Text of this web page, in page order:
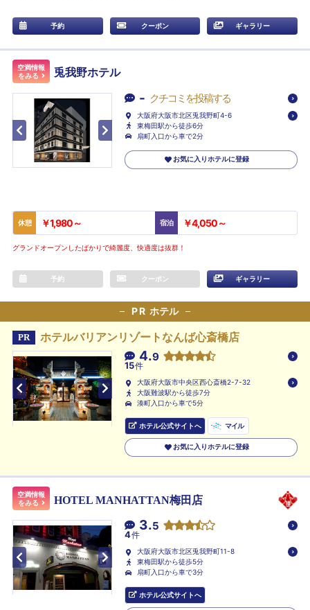
予約 クーポン ギャラリー
空満情報
をみる
兎我野ホテル
- クチコミを投稿する
大阪府大阪市北区兎我野町4-6
東梅田駅から徒歩6分
扇町入口から車で2分
お気に入りホテルに登録
休憩 ￥1,980～ 宿泊 ￥4,050～
グランドオープンしたばかりで綺麗度、快適度は抜群！
予約 クーポン ギャラリー
PR ホテル
PR ホテルバリアンリゾートなんば心斎橋店
4.9
15件
大阪府大阪市中央区西心斎橋2-7-32
大阪難波駅から徒歩7分
湊町入口から車で5分
ホテル公式サイトへ マイル
お気に入りホテルに登録
空満情報
をみる
HOTEL MANHATTAN梅田店
3.5
4件
大阪府大阪市北区兎我野町11-8
東梅田駅から徒歩5分
扇町入口から車で3分
ホテル公式サイトへ